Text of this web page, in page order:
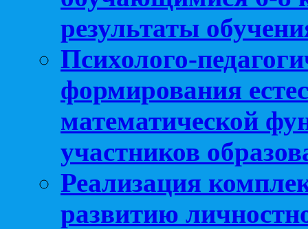
результаты
Психолого-
формирования
математической
участников
Реализация
развитию